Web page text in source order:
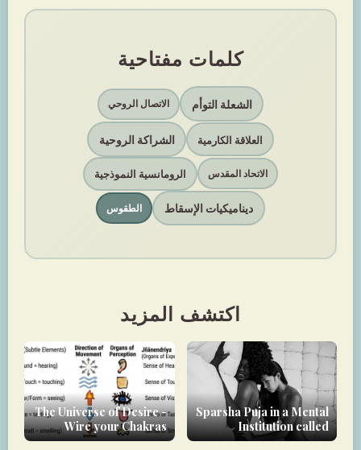
كلمات مفتاحية
الشعلة التوأم الاتصال الروحي
العلاقة الكارمية الشراكة الروحية
الاتحاد المقدس الرومانسية النموذجية
ديناميكيات الإسقاط الطقوس
اكتشف المزيد
Sparsha Puja in a Mental
Institution called
modern society
The Universe of Desire -
Wire your Chakras
downwards!